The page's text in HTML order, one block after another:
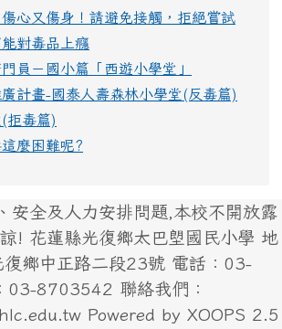
心又傷身！請避免接觸，拒絕嘗試
對毒品上癮
員－國小篇「西遊小學堂」
計畫-國泰人壽森林小學堂(反毒篇)
拒毒篇)
麼困難呢?
安全及人力安排問題,本校不開放露
! 花蓮縣光復鄉太巴塱國民小學 地
鄉中正路二段23號 電話：03-
8703542 聯絡我們：
Powered by XOOPS 2.5